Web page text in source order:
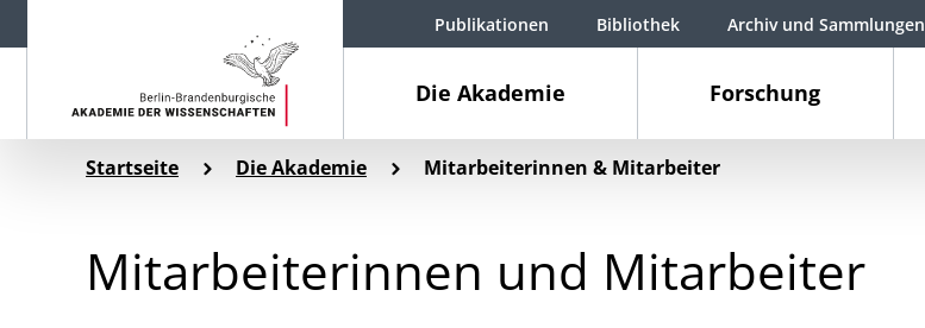
Die Akademie Forschung
Publikationen Bibliothek Archiv und Sammlungen
Startseite Die Akademie Mitarbeiterinnen & Mitarbeiter
Mitarbeiterinnen und Mitarbeiter